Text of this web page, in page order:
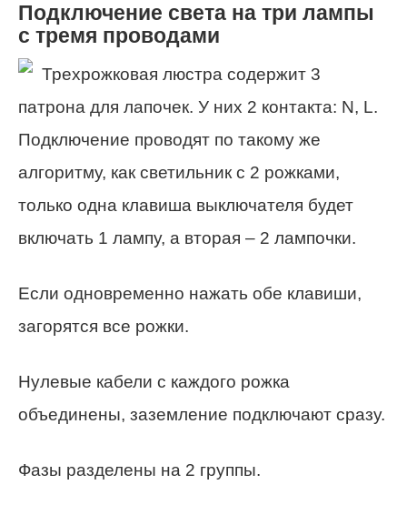
Подключение света на три лампы
с тремя проводами
Трехрожковая люстра содержит 3
патрона для лапочек. У них 2 контакта: N, L.
Подключение проводят по такому же
алгоритму, как светильник с 2 рожками,
только одна клавиша выключателя будет
включать 1 лампу, а вторая – 2 лампочки.
Если одновременно нажать обе клавиши,
загорятся все рожки.
Нулевые кабели с каждого рожка
объединены, заземление подключают сразу.
Фазы разделены на 2 группы.